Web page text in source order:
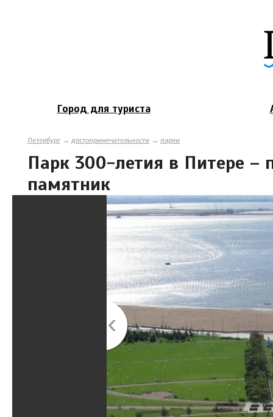
Город для туриста
Петербург→ достопримечательности → парки
Парк 300-летия в Питере –
памятник